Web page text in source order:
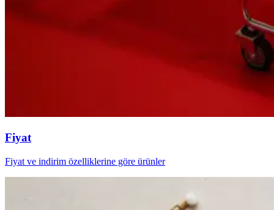
Fiyat
Fiyat ve indirim özelliklerine göre ürünler